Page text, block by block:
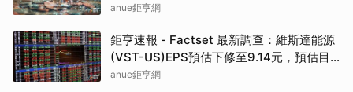
anue鉅亨網
鉅亨速報 - Factset 最新調查：維斯達能源
(VST-US)EPS預估下修至9.14元，預估目
標價為222.00元
anue鉅亨網